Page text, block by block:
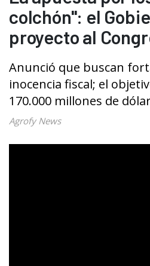
colchón": el
proyecto al
Anunció que buscan
inocencia fiscal; el
170.000 millones de
Agrofy News